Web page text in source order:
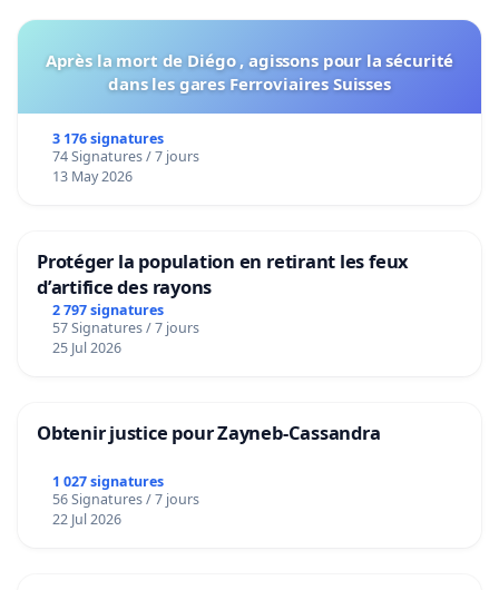
Après la mort de Diégo , agissons pour la sécurité
dans les gares Ferroviaires Suisses
3 176 signatures
74 Signatures / 7 jours
13 May 2026
Protéger la population en retirant les feux
d’artifice des rayons
2 797 signatures
57 Signatures / 7 jours
25 Jul 2026
Obtenir justice pour Zayneb-Cassandra
1 027 signatures
56 Signatures / 7 jours
22 Jul 2026